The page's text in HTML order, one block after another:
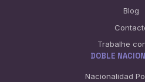
Blog
Trabalhe
DOBLE
Nacionalidad